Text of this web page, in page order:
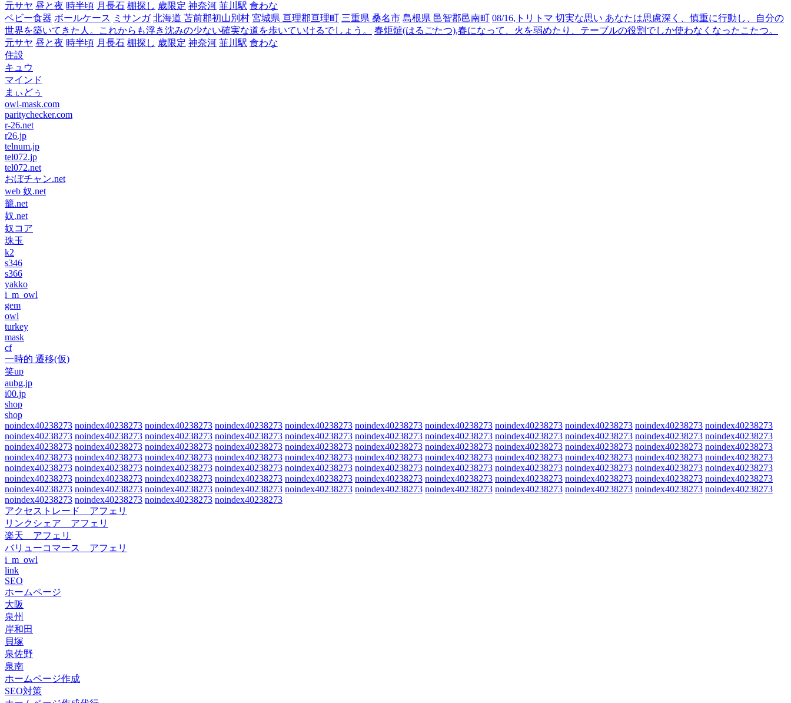
元サヤ 昼と夜 時半頃 月長石 棚探し 歳限定 神奈河 韮川駅 食わな
ベビー食器 ボールケース ミサンガ 北海道 苫前郡初山別村 宮城県 亘理郡亘理町 三重県 桑名市 島根県 邑智郡邑南町 08/16,トリトマ 切実な思い あなたは思慮深く、慎重に行動し、自分の
世界を築いてきた人。これからも浮き沈みの少ない確実な道を歩いていけるでしょう。
春炬燵(はるごたつ),春になって、火を弱めたり、テーブルの役割でしか使わなくなったこたつ。
元サヤ 昼と夜 時半頃 月長石 棚探し 歳限定 神奈河 韮川駅 食わな
住設
キュウ
マインド
まぃどぅ
owl-mask.com
paritychecker.com
r-26.net
r26.jp
telnum.jp
tel072.jp
tel072.net
おぼチャン.net
web 奴.net
籠.net
奴.net
奴コア
珠玉
k2
s346
s366
yakko
i_m_owl
gem
owl
turkey
mask
cf
一時的 遷移(仮)
笑up
aubg.jp
i00.jp
shop
shop
noindex40238273 noindex40238273 noindex40238273 noindex40238273 noindex40238273 noindex40238273 noindex40238273 noindex40238273 noindex40238273 noindex40238273 noindex40238273
noindex40238273 noindex40238273 noindex40238273 noindex40238273 noindex40238273 noindex40238273 noindex40238273 noindex40238273 noindex40238273 noindex40238273 noindex40238273
noindex40238273 noindex40238273 noindex40238273 noindex40238273 noindex40238273 noindex40238273 noindex40238273 noindex40238273 noindex40238273 noindex40238273 noindex40238273
noindex40238273 noindex40238273 noindex40238273 noindex40238273 noindex40238273 noindex40238273 noindex40238273 noindex40238273 noindex40238273 noindex40238273 noindex40238273
noindex40238273 noindex40238273 noindex40238273 noindex40238273 noindex40238273 noindex40238273 noindex40238273 noindex40238273 noindex40238273 noindex40238273 noindex40238273
noindex40238273 noindex40238273 noindex40238273 noindex40238273 noindex40238273 noindex40238273 noindex40238273 noindex40238273 noindex40238273 noindex40238273 noindex40238273
noindex40238273 noindex40238273 noindex40238273 noindex40238273 noindex40238273 noindex40238273 noindex40238273 noindex40238273 noindex40238273 noindex40238273 noindex40238273
noindex40238273 noindex40238273 noindex40238273 noindex40238273
アクセストレード アフェリ
リンクシェア アフェリ
楽天 アフェリ
バリューコマース アフェリ
i_m_owl
link
SEO
ホームページ
大阪
泉州
岸和田
貝塚
泉佐野
泉南
ホームページ作成
SEO対策